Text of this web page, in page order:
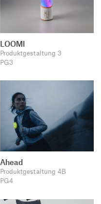
LOOMI
Produktgestaltung 3
PG3
Ahead
Produktgestaltung 4B
PG4